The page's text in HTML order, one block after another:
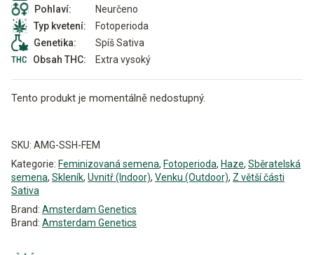
Pohlaví:
Neurčeno
Typ kvetení:
Fotoperioda
Genetika:
Spíš Sativa
Obsah THC:
Extra vysoký
Tento produkt je momentálně nedostupný.
SKU: AMG-SSH-FEM
Kategorie: Feminizovaná semena, Fotoperioda, Haze, Sběratelská
semena, Skleník, Uvnitř (Indoor), Venku (Outdoor), Z větší části
Sativa
Brand: Amsterdam Genetics
Brand: Amsterdam Genetics